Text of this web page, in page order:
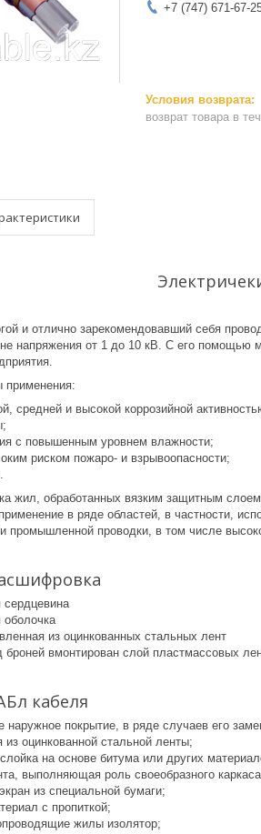
+7 (747) 671-67-
возврат товара в
и отлично зарекомендовавший себя
напряжения от 1 до 10 кВ. С его помощью
средней и высокой коррозийной
с повышенным уровнем влажности;
риском пожаро- и взрывоопасности;
жил, обработанных вязким защитным
в ряде областей, в частности,
и промышленной проводки, в том числе
из оцинкованных стальных лент
вмонтирован слой пластмассовых
кабеля
наружное покрытие, в ряде случаев его
оцинкованной стальной ленты;
на основе битума или других
выполняющая роль своеобразного
из специальной бумаги;
с пропиткой;
жилы изолятор;